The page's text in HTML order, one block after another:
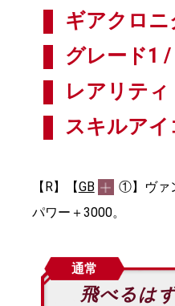
ギアクロ
グレード1
レアリティ
スキルアイ
【R】【GB
①】ヴァ
パワー＋3000。
通常
飛べるは